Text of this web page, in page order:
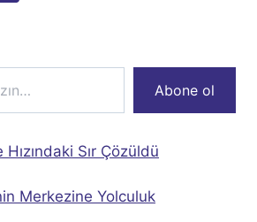
Abone ol
Sır Çözüldü
Merkezine Yolculuk